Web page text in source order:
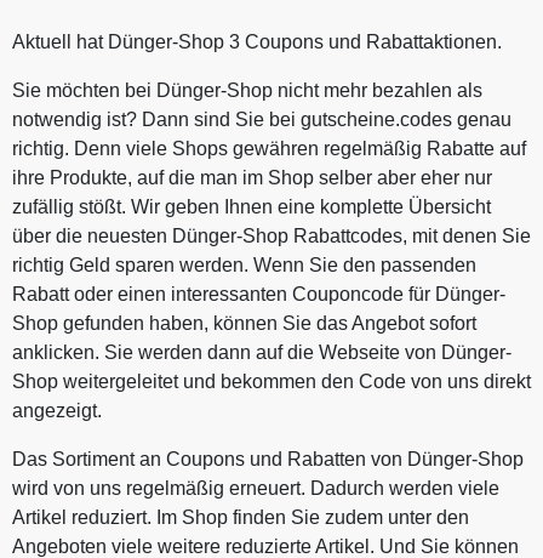
Aktuell hat Dünger-Shop 3 Coupons und Rabattaktionen.
Sie möchten bei Dünger-Shop nicht mehr bezahlen als
notwendig ist? Dann sind Sie bei gutscheine.codes genau
richtig. Denn viele Shops gewähren regelmäßig Rabatte auf
ihre Produkte, auf die man im Shop selber aber eher nur
zufällig stößt. Wir geben Ihnen eine komplette Übersicht
über die neuesten Dünger-Shop Rabattcodes, mit denen Sie
richtig Geld sparen werden. Wenn Sie den passenden
Rabatt oder einen interessanten Couponcode für Dünger-
Shop gefunden haben, können Sie das Angebot sofort
anklicken. Sie werden dann auf die Webseite von Dünger-
Shop weitergeleitet und bekommen den Code von uns direkt
angezeigt.
Das Sortiment an Coupons und Rabatten von Dünger-Shop
wird von uns regelmäßig erneuert. Dadurch werden viele
Artikel reduziert. Im Shop finden Sie zudem unter den
Angeboten viele weitere reduzierte Artikel. Und Sie können